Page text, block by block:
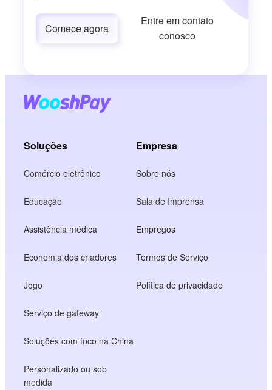
Comece agora
Entre em contato
conosco
Soluções
Comércio eletrônico
Educação
Assistência médica
Economia dos criadores
Jogo
Serviço de gateway
Soluções com foco na China
Personalizado ou sob
medida
Empresa
Sobre nós
Sala de Imprensa
Empregos
Termos de Serviço
Política de privacidade